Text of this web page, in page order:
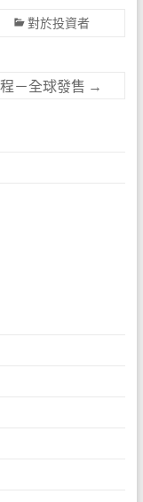
對於投資者
－全球發售 →